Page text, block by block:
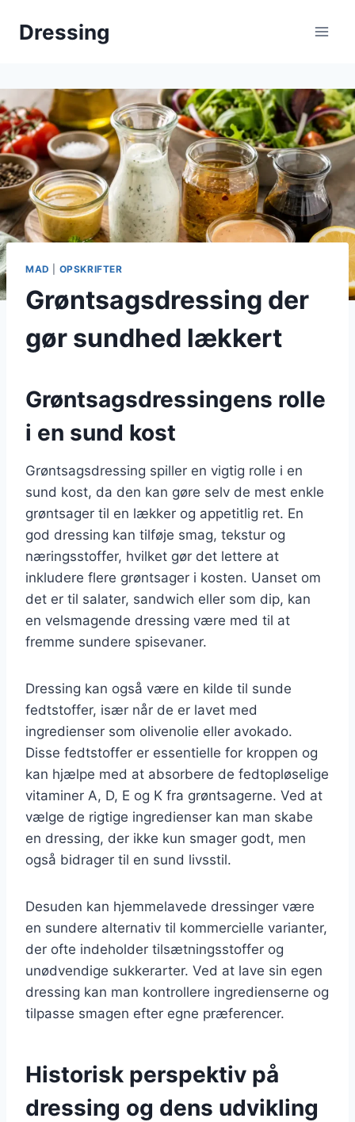
Dressing
MAD OPSKRIFTER
Grøntsagsdressing der
gør sundhed lækkert
Grøntsagsdressingens rolle
i en sund kost
Grøntsagsdressing spiller en vigtig rolle i en
sund kost, da den kan gøre selv de mest enkle
grøntsager til en lækker og appetitlig ret. En
god dressing kan tilføje smag, tekstur og
næringsstoffer, hvilket gør det lettere at
inkludere flere grøntsager i kosten. Uanset om
det er til salater, sandwich eller som dip, kan
en velsmagende dressing være med til at
fremme sundere spisevaner.
Dressing kan også være en kilde til sunde
fedtstoffer, især når de er lavet med
ingredienser som olivenolie eller avokado.
Disse fedtstoffer er essentielle for kroppen og
kan hjælpe med at absorbere de fedtopløselige
vitaminer A, D, E og K fra grøntsagerne. Ved at
vælge de rigtige ingredienser kan man skabe
en dressing, der ikke kun smager godt, men
også bidrager til en sund livsstil.
Desuden kan hjemmelavede dressinger være
en sundere alternativ til kommercielle varianter,
der ofte indeholder tilsætningsstoffer og
unødvendige sukkerarter. Ved at lave sin egen
dressing kan man kontrollere ingredienserne og
tilpasse smagen efter egne præferencer.
Historisk perspektiv på
dressing og dens udvikling